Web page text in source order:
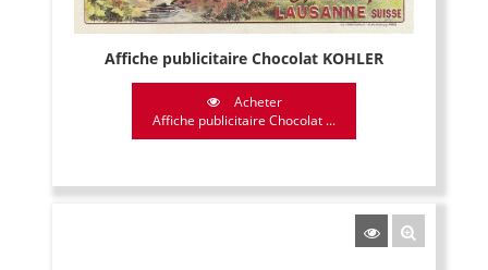
Affiche publicitaire Chocolat KOHLER
Acheter
Affiche publicitaire Chocolat ...